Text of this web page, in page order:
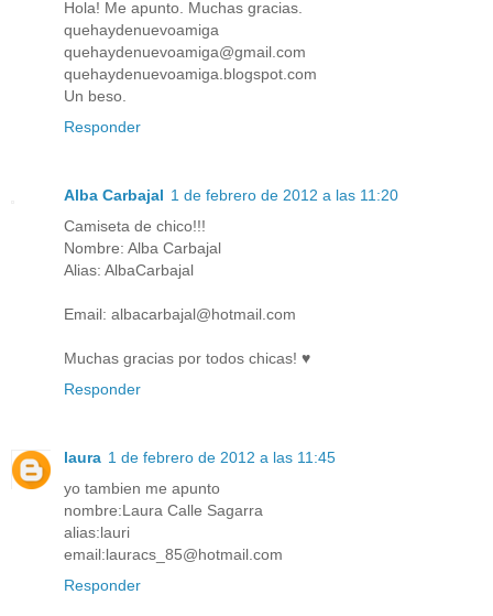
Hola! Me apunto. Muchas gracias.
quehaydenuevoamiga
quehaydenuevoamiga@gmail.com
quehaydenuevoamiga.blogspot.com
Un beso.
Responder
Alba Carbajal 1 de febrero de 2012 a las 11:20
Camiseta de chico!!!
Nombre: Alba Carbajal
Alias: AlbaCarbajal
Email: albacarbajal@hotmail.com
Muchas gracias por todos chicas! ♥
Responder
laura 1 de febrero de 2012 a las 11:45
yo tambien me apunto
nombre:Laura Calle Sagarra
alias:lauri
email:lauracs_85@hotmail.com
Responder